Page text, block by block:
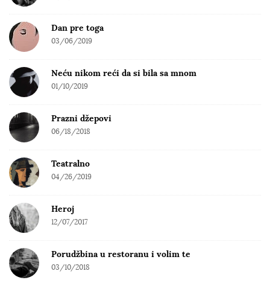
Dan pre toga
03/06/2019
Neću nikom reći da si bila sa mnom
01/10/2019
Prazni džepovi
06/18/2018
Teatralno
04/26/2019
Heroj
12/07/2017
Porudžbina u restoranu i volim te
03/10/2018